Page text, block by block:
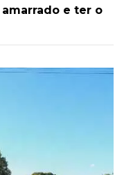
e ter o